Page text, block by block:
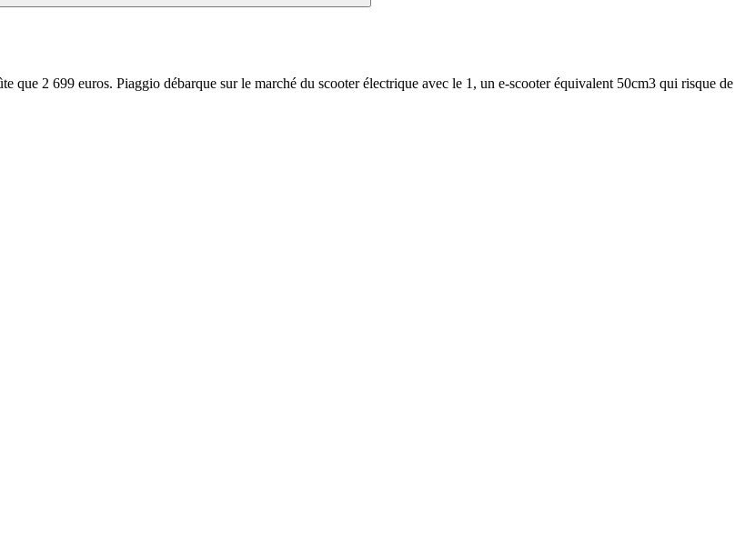
que 2 699 euros. Piaggio débarque sur le marché du scooter électrique avec le 1, un e-scooter équivalent 50cm3 qui risque de